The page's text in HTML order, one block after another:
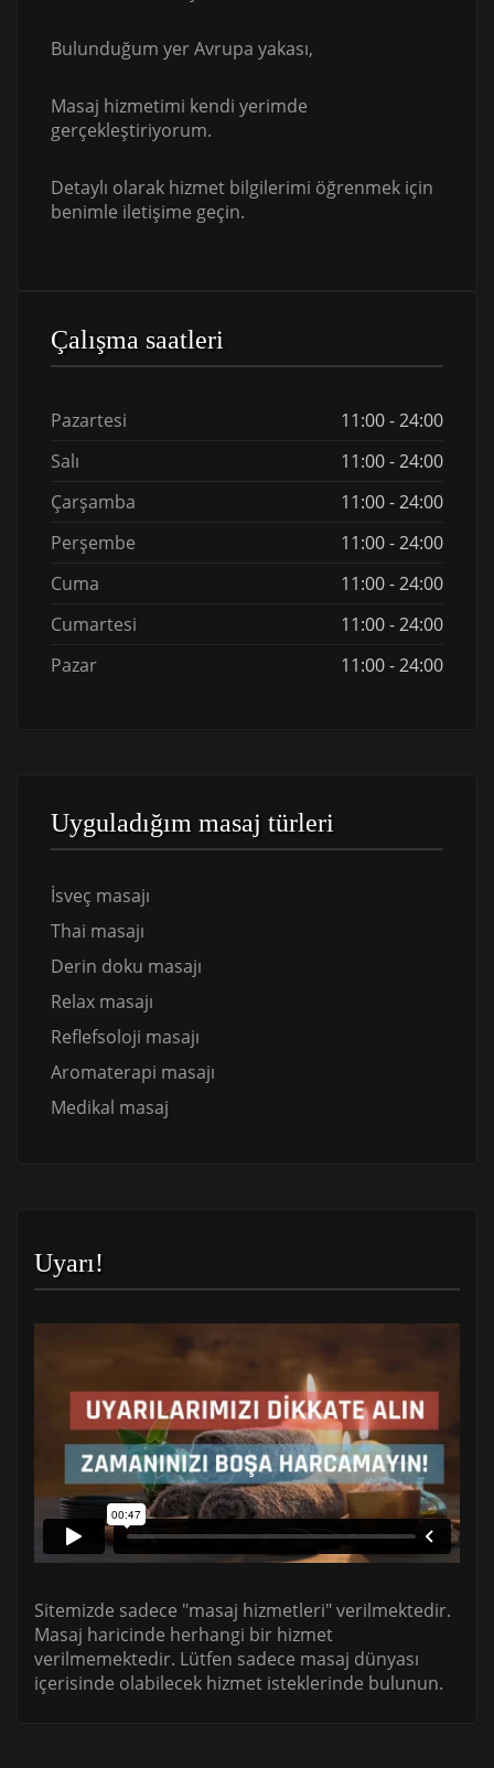
Bulunduğum yer Avrupa yakası,
Masaj hizmetimi kendi yerimde
gerçekleştiriyorum.
Detaylı olarak hizmet bilgilerimi öğrenmek için
benimle iletişime geçin.
Çalışma saatleri
Pazartesi
11:00 - 24:00
Salı
11:00 - 24:00
Çarşamba
11:00 - 24:00
Perşembe
11:00 - 24:00
Cuma
11:00 - 24:00
Cumartesi
11:00 - 24:00
Pazar
11:00 - 24:00
Uyguladığım masaj türleri
İsveç masajı
Thai masajı
Derin doku masajı
Relax masajı
Reflefsoloji masajı
Aromaterapi masajı
Medikal masaj
Uyarı!
Sitemizde sadece "masaj hizmetleri" verilmektedir.
Masaj haricinde herhangi bir hizmet
verilmemektedir. Lütfen sadece masaj dünyası
içerisinde olabilecek hizmet isteklerinde bulunun.